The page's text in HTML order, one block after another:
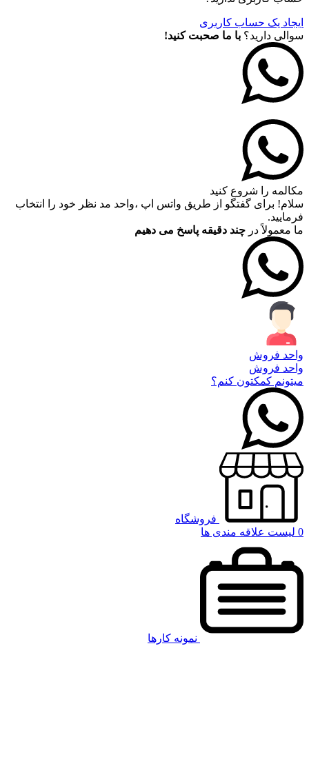
ایجاد یک حساب کاربری
سوالی دارید؟ با ما صحبت کنید!
مکالمه را شروع کنید
سلام! برای گفتگو از طریق واتس اپ ،واحد مد نظر خود را انتخاب
فرمایید.
ما معمولاً در چند دقیقه پاسخ می دهیم
واحد فروش
واحد فروش
میتونم کمکتون کنم؟
فروشگاه
0 لیست علاقه مندی ها
نمونه کارها